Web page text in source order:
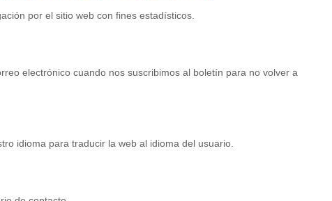
por el sitio web con fines estadísticos.
electrónico cuando nos suscribimos al boletín para no volver a
idioma para traducir la web al idioma del usuario.